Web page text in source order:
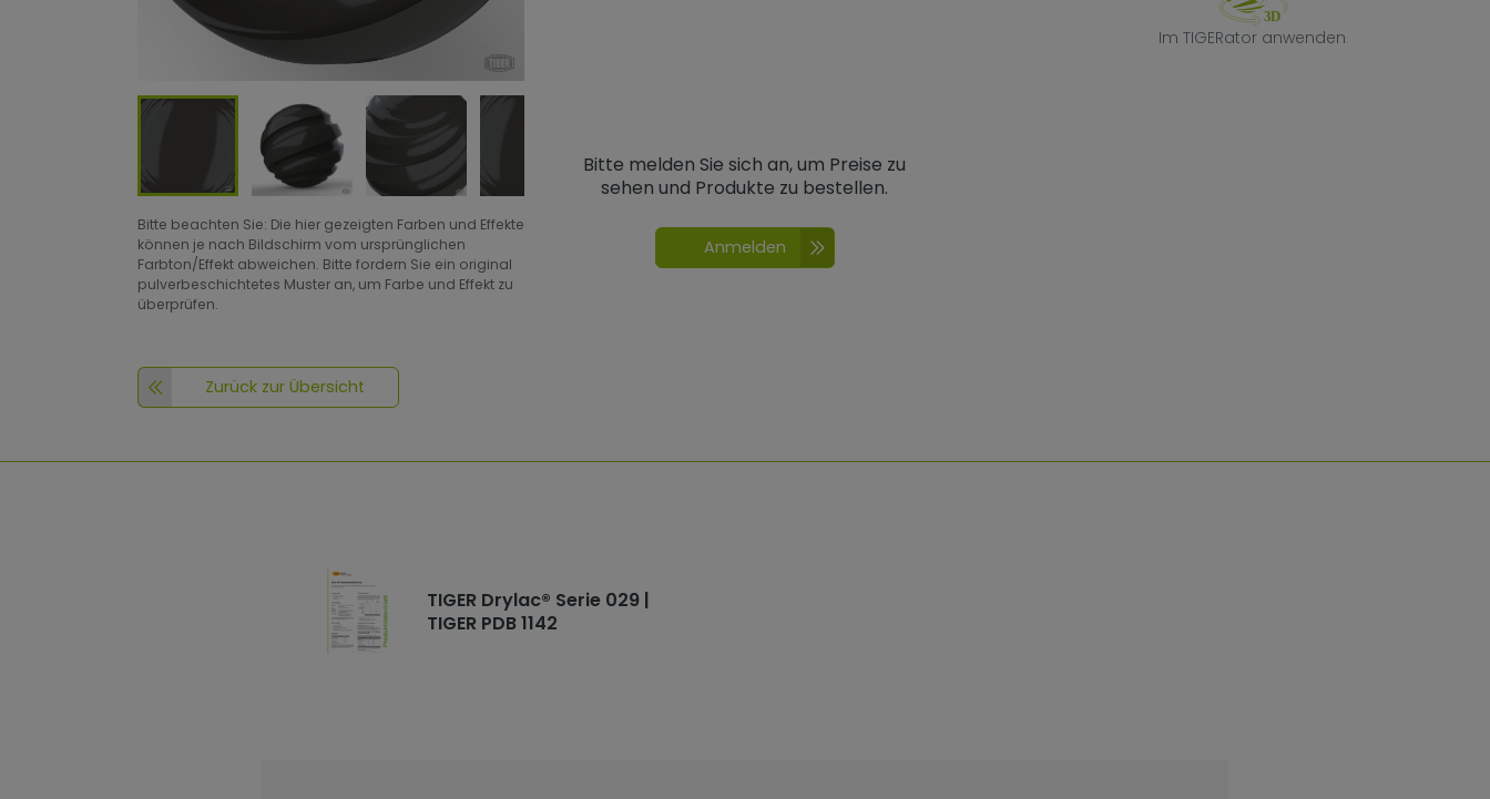
Bitte beachten Sie: Die hier gezeigten Farben und Effekte
können je nach Bildschirm vom ursprünglichen
Farbton/Effekt abweichen. Bitte fordern Sie ein original
pulverbeschichtetes Muster an, um Farbe und Effekt zu
überprüfen.
Zurück zur Übersicht
Im TIGERator anwenden
Bitte melden Sie sich an, um Preise zu
sehen und Produkte zu bestellen.
Anmelden
TIGER Drylac® Serie 029 |
TIGER PDB 1142